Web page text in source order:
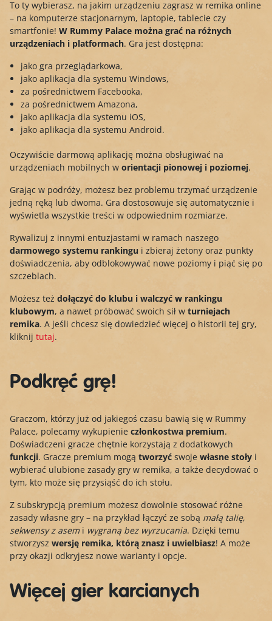
To ty wybierasz, na jakim urządzeniu zagrasz w remika online
– na komputerze stacjonarnym, laptopie, tablecie czy
smartfonie! W Rummy Palace można grać na różnych
urządzeniach i platformach. Gra jest dostępna:
jako gra przeglądarkowa,
jako aplikacja dla systemu Windows,
za pośrednictwem Facebooka,
za pośrednictwem Amazona,
jako aplikacja dla systemu iOS,
jako aplikacja dla systemu Android.
Oczywiście darmową aplikację można obsługiwać na
urządzeniach mobilnych w orientacji pionowej i poziomej.
Grając w podróży, możesz bez problemu trzymać urządzenie
jedną ręką lub dwoma. Gra dostosowuje się automatycznie i
wyświetla wszystkie treści w odpowiednim rozmiarze.
Rywalizuj z innymi entuzjastami w ramach naszego
darmowego systemu rankingu i zbieraj żetony oraz punkty
doświadczenia, aby odblokowywać nowe poziomy i piąć się po
szczeblach.
Możesz też dołączyć do klubu i walczyć w rankingu
klubowym, a nawet próbować swoich sił w turniejach
remika. A jeśli chcesz się dowiedzieć więcej o historii tej gry,
kliknij tutaj.
Podkręć grę!
Graczom, którzy już od jakiegoś czasu bawią się w Rummy
Palace, polecamy wykupienie członkostwa premium.
Doświadczeni gracze chętnie korzystają z dodatkowych
funkcji. Gracze premium mogą tworzyć swoje własne stoły i
wybierać ulubione zasady gry w remika, a także decydować o
tym, kto może się przysiąść do ich stołu.
Z subskrypcją premium możesz dowolnie stosować różne
zasady własne gry – na przykład łączyć ze sobą małą talię,
sekwensy z asemi wygraną bez wyrzucania. Dzięki temu
stworzysz wersję remika, którą znasz i uwielbiasz! A może
przy okazji odkryjesz nowe warianty i opcje.
Więcej gier karcianych